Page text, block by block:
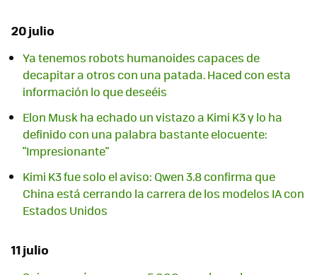
20 julio
Ya tenemos robots humanoides capaces de
decapitar a otros con una patada. Haced con esta
información lo que deseéis
Elon Musk ha echado un vistazo a Kimi K3 y lo ha
definido con una palabra bastante elocuente:
"Impresionante"
Kimi K3 fue solo el aviso: Qwen 3.8 confirma que
China está cerrando la carrera de los modelos IA con
Estados Unidos
11 julio